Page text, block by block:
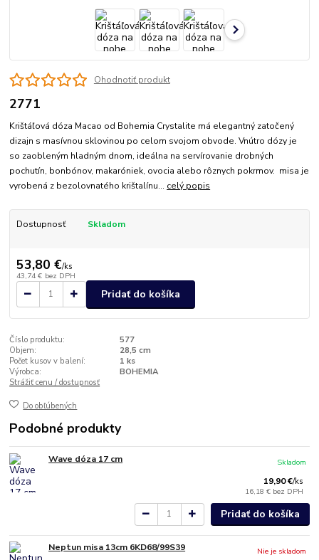
Ohodnotiť produkt
2771
Krištáľová dóza Macao od Bohemia Crystalite má elegantný zatočený
dizajn s masívnou sklovinou po celom svojom obvode. Vnútro dózy je
so zaobleným hladným dnom, ideálna na servírovanie drobných
pochutín, bonbónov, makaróniek, ovocia alebo rôznych pokrmov. misa je
vyrobená z bezolovnatého krištalínu... celý popis
Dostupnosť Skladom
53,80 €/ks
43,74 € bez DPH
Pridať do košíka
Číslo produktu:
577
Objem:
28,5 cm
Počet kusov v balení:
1 ks
Výrobca:
BOHEMIA
Strážiť cenu / dostupnosť
Do obľúbených
Podobné produkty
Wave dóza 17 cm
19,90 €/ks
16,18 € bez DPH
Skladom
Pridať do košíka
Neptun misa 13cm 6KD68/99S39
Nie je skladom